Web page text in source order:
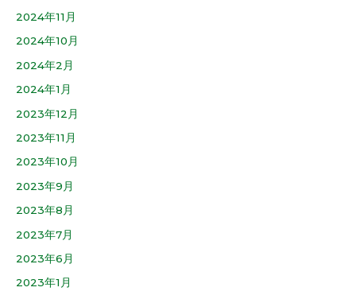
2024年11月
2024年10月
2024年2月
2024年1月
2023年12月
2023年11月
2023年10月
2023年9月
2023年8月
2023年7月
2023年6月
2023年1月